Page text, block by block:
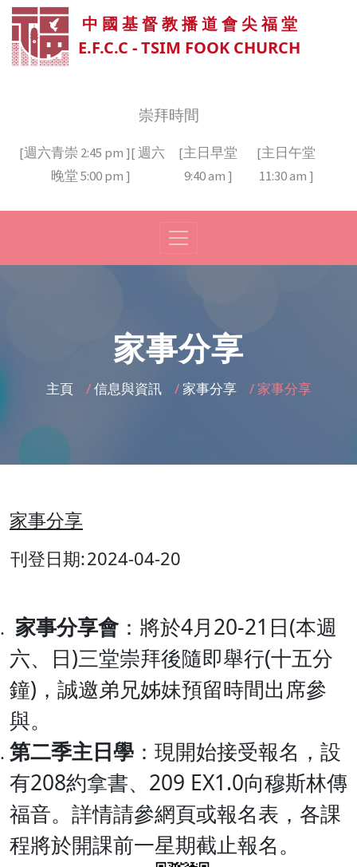
中 國 基 督 教 播 道 會 尖 福 堂
E.F.C.C - TSIM FOOK CHURCH
崇拜時間
[週六青崇 2:45 pm ][ 週六
晚堂 5:00 pm ]
[主日早堂
9:40 am ]
[主日午堂
11:30 am ]
家事分享
主頁 /信息與資訊 / 家事分享 / 家事分享
家事分享
刊登日期:2024-04-20
家事分享會：將於4月20-21日(本週
六、日)三堂崇拜後隨即舉行(十五分
鐘)，誠邀弟兄姊妹預留時間出席參
與。
第二季主日學 ：現開始接受報名，設
有208約拿書、209 EX1.0向穆斯林傳
福音。詳情請參網頁或報名表，各課
程將於開課前一星期截止報名。